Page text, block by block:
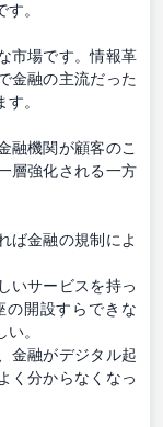
。
市場です。情報革
金融の主流だった
。
融機関が顧客のこ
層強化される一方
ば金融の規制によ
いサービスを持っ
の開設すらできな
。
金融がデジタル起
く分からなくなっ